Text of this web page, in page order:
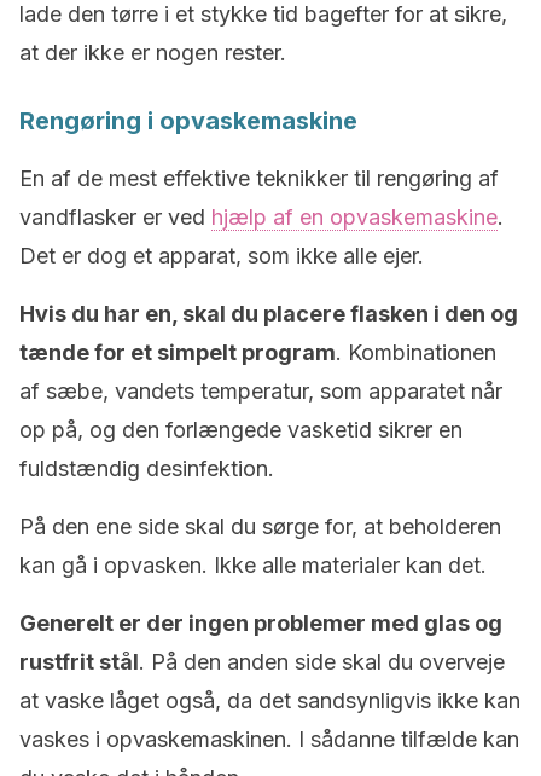
lade den tørre i et stykke tid bagefter for at sikre,
at der ikke er nogen rester.
Rengøring i opvaskemaskine
En af de mest effektive teknikker til rengøring af
vandflasker er ved hjælp af en opvaskemaskine.
Det er dog et apparat, som ikke alle ejer.
Hvis du har en, skal du placere flasken i den og
tænde for et simpelt program. Kombinationen
af sæbe, vandets temperatur, som apparatet når
op på, og den forlængede vasketid sikrer en
fuldstændig desinfektion.
På den ene side skal du sørge for, at beholderen
kan gå i opvasken. Ikke alle materialer kan det.
Generelt er der ingen problemer med glas og
rustfrit stål. På den anden side skal du overveje
at vaske låget også, da det sandsynligvis ikke kan
vaskes i opvaskemaskinen. I sådanne tilfælde kan